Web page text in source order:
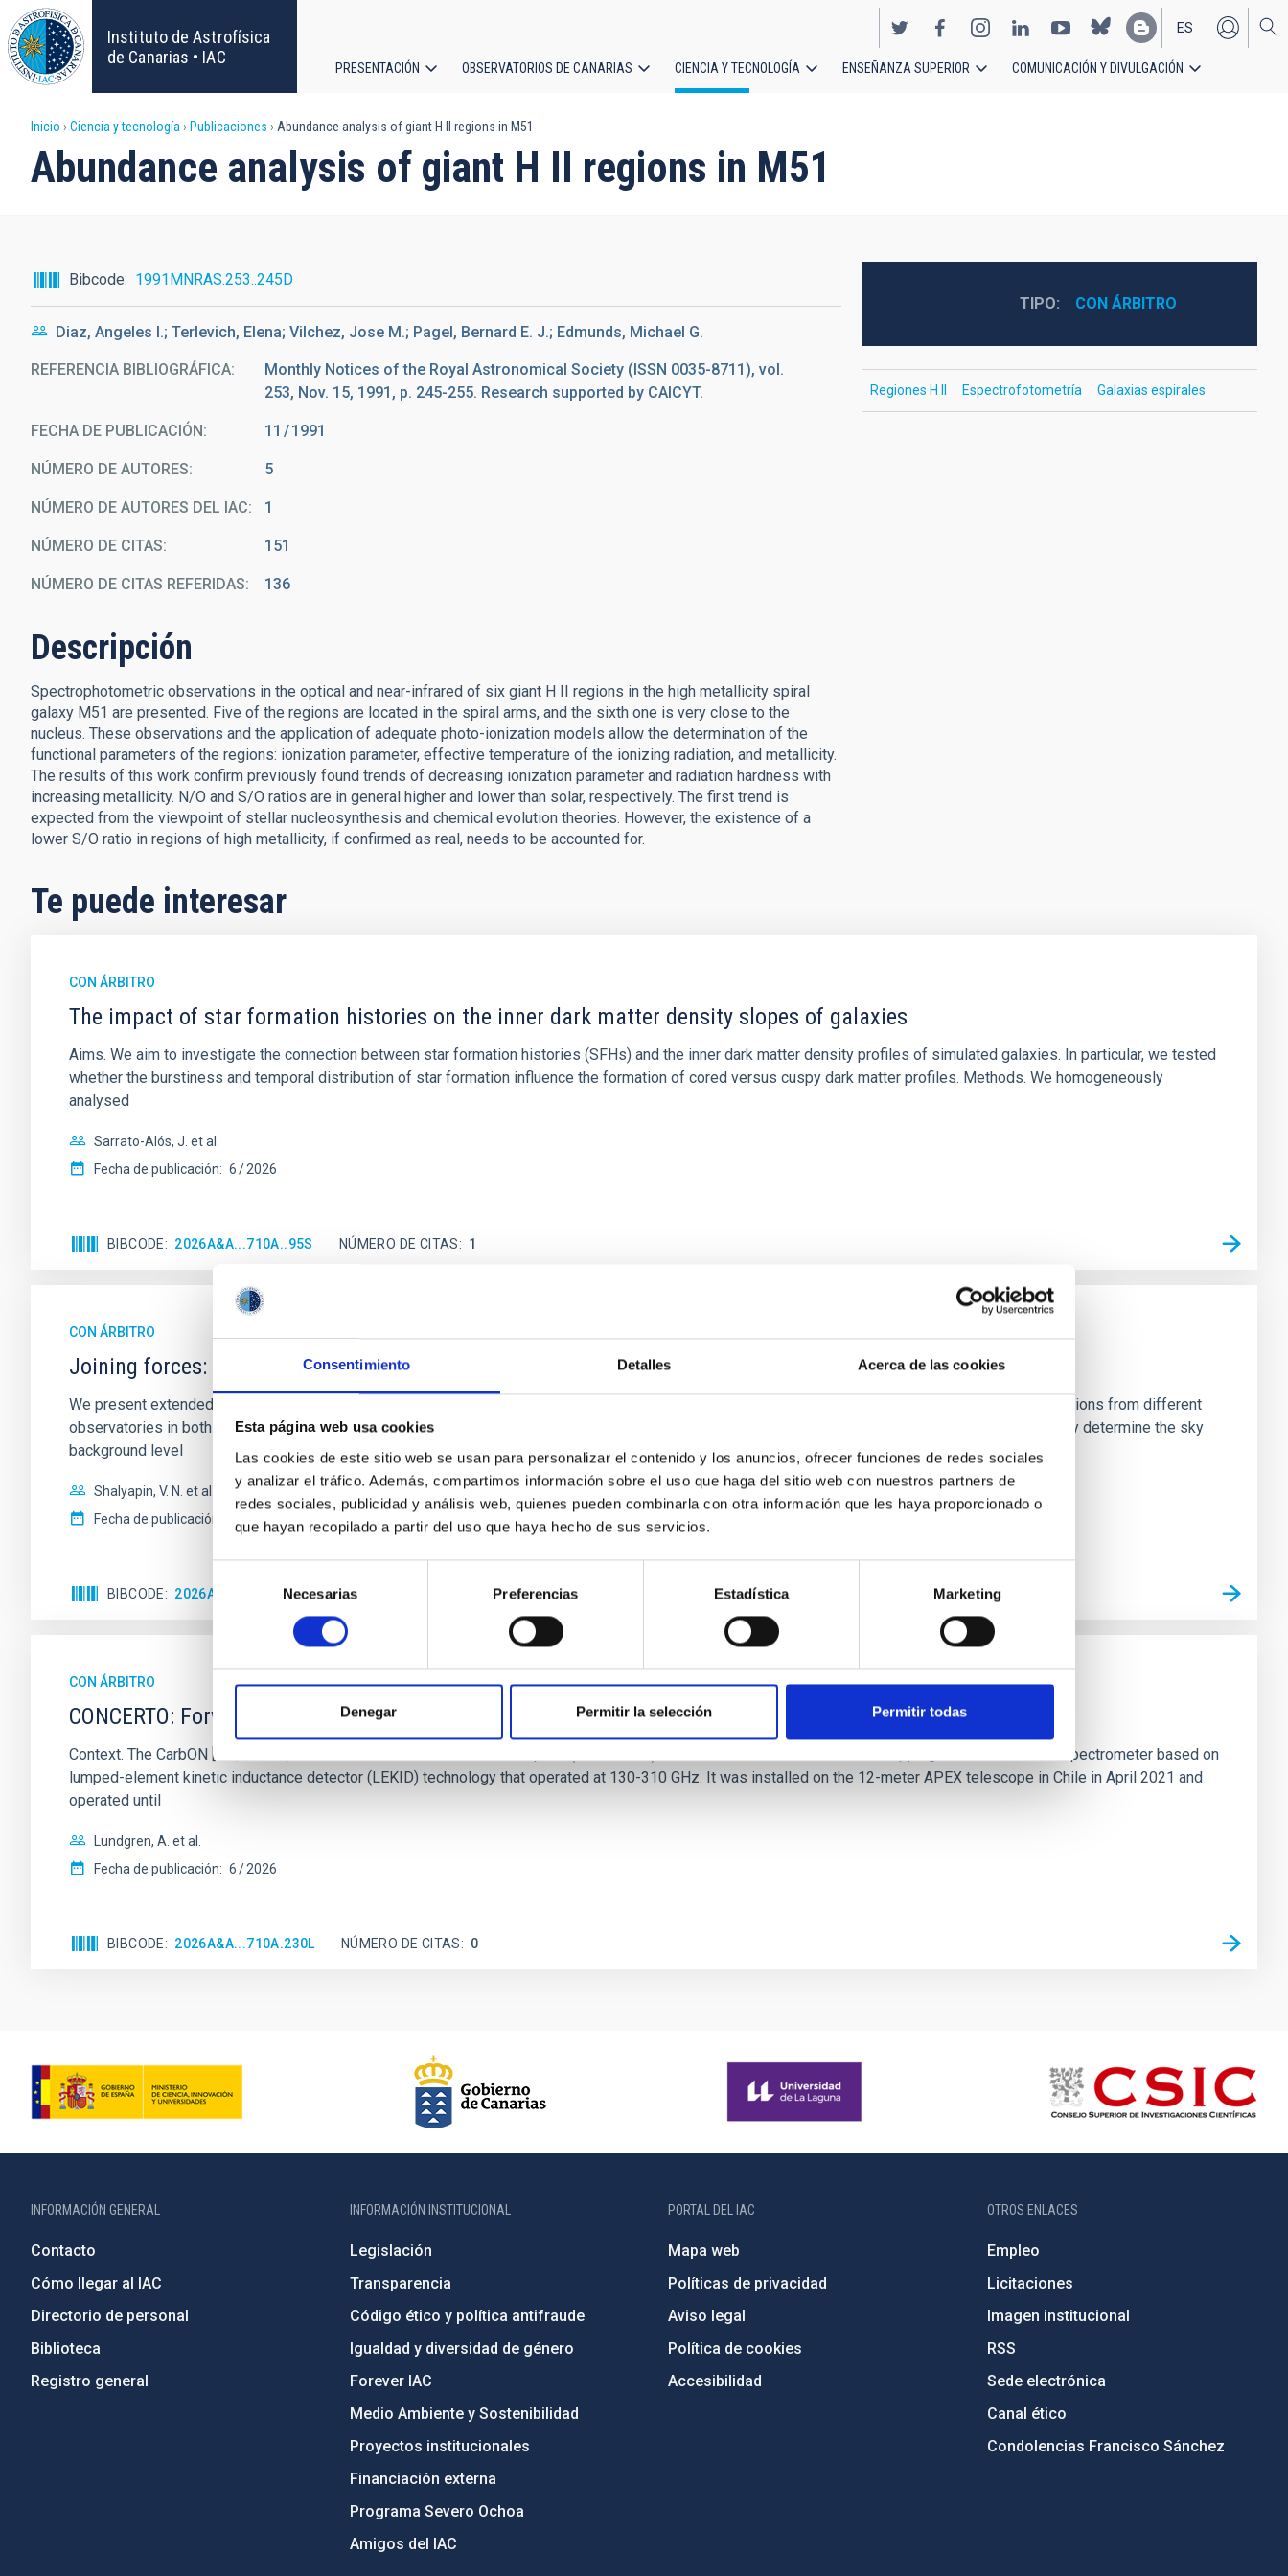
Consentimiento Detalles Acerca de las cookies
Esta página web usa cookies
Las cookies de este sitio web se usan para personalizar el contenido y los anuncios, ofrecer funciones de redes sociales
y analizar el tráfico. Además, compartimos información sobre el uso que haga del sitio web con nuestros partners de
redes sociales, publicidad y análisis web, quienes pueden combinarla con otra información que les haya proporcionado o
que hayan recopilado a partir del uso que haya hecho de sus servicios.
de
consentimiento
Necesarias Preferencias Estadística Marketing
Denegar Permitir la selección Permitir todas
Pasar
al
contenido
principal
Instituto de Astrofísica
de Canarias • IAC
EN
ES
principal
PRESENTACIÓN OBSERVATORIOS DE CANARIAS CIENCIA Y TECNOLOGÍA ENSEÑANZA SUPERIOR COMUNICACIÓN Y DIVULGACIÓN
Sobrescribir
enlaces
ayuda
a
la
Inicio Ciencia y tecnología Publicaciones Abundance analysis of giant H II regions in M51
Abundance analysis of giant H II regions in M51
Bibcode 1991MNRAS.253..245D
Diaz, Angeles I.; Terlevich, Elena; Vilchez, Jose M.; Pagel, Bernard E. J.; Edmunds, Michael G.
REFERENCIA BIBLIOGRÁFICA
Monthly Notices of the Royal Astronomical Society (ISSN 0035-8711), vol.
253, Nov. 15, 1991, p. 245-255. Research supported by CAICYT.
FECHA DE PUBLICACIÓN: 11 1991
NÚMERO DE AUTORES 5
NÚMERO DE AUTORES DEL IAC 1
NÚMERO DE CITAS 151
NÚMERO DE CITAS REFERIDAS 136
Descripción
Spectrophotometric observations in the optical and near-infrared of six giant H II regions in the high metallicity spiral
galaxy M51 are presented. Five of the regions are located in the spiral arms, and the sixth one is very close to the
nucleus. These observations and the application of adequate photo-ionization models allow the determination of the
functional parameters of the regions: ionization parameter, effective temperature of the ionizing radiation, and metallicity.
The results of this work confirm previously found trends of decreasing ionization parameter and radiation hardness with
increasing metallicity. N/O and S/O ratios are in general higher and lower than solar, respectively. The first trend is
expected from the viewpoint of stellar nucleosynthesis and chemical evolution theories. However, the existence of a
lower S/O ratio in regions of high metallicity, if confirmed as real, needs to be accounted for.
TIPO CON ÁRBITRO
Regiones H II Espectrofotometría Galaxias espirales
Te puede interesar
CON ÁRBITRO
The impact of star formation histories on the inner dark matter density slopes of galaxies
Aims. We aim to investigate the connection between star formation histories (SFHs) and the inner dark matter density profiles of simulated galaxies. In particular, we tested
whether the burstiness and temporal distribution of star formation influence the formation of cored versus cuspy dark matter profiles. Methods. We homogeneously
analysed
Sarrato-Alós, J. et al.
Fecha de publicación: 6 2026
BIBCODE 2026A&A...710A..95S NÚMERO DE CITAS 1
CON ÁRBITRO
Joining forces: 30 years of optical monitoring of the Einstein Cross
We present extended optical monitoring of the quadruply-imaged gravitationally lensed quasar QSO 2237+0305, the Einstein Cross, including observations from different
observatories in both hemispheres and using a new photometric technique. This technique uses a region far enough from the lens system to accurately determine the sky
background level
Shalyapin, V. N. et al.
Fecha de publicación:
2026
BIBCODE 2026A&A...710A..70S NÚMERO DE CITAS
CON ÁRBITRO
CONCERTO: Forward modelling of interferograms for calibration
Context. The CarbON [CII] line in post-rEionisation and ReionisaTiOn epoch (CONCERTO) instrument was a low-resolution mapping Fourier-transform spectrometer based on
lumped-element kinetic inductance detector (LEKID) technology that operated at 130-310 GHz. It was installed on the 12-meter APEX telescope in Chile in April 2021 and
operated until
Lundgren, A. et al.
Fecha de publicación: 6 2026
BIBCODE 2026A&A...710A.230L NÚMERO DE CITAS 0
INFORMACIÓN GENERAL
Contacto
Cómo llegar al IAC
Directorio de personal
Biblioteca
Registro general
INFORMACIÓN INSTITUCIONAL
Legislación
Transparencia
Código ético y política antifraude
Igualdad y diversidad de género
Forever IAC
Medio Ambiente y Sostenibilidad
Proyectos institucionales
Financiación externa
Programa Severo Ochoa
Amigos del IAC
PORTAL DEL IAC
Mapa web
Políticas de privacidad
Aviso legal
Política de cookies
Accesibilidad
OTROS ENLACES
Empleo
Licitaciones
Imagen institucional
RSS
Sede electrónica
Canal ético
Condolencias Francisco Sánchez